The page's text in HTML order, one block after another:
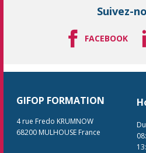
Suivez-
FACEBOOK
GIFOP FORMATION
4 rue Fredo KRUMNOW
68200 MULHOUSE France